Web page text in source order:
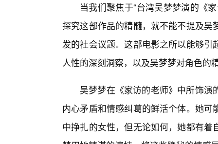
当我们聚焦于“台湾吴梦梦演的《
探究这部作品的精髓，就不能不提及
发的社会议题。这部电影之所以能够
人性的深刻洞察，以及吴梦梦对角色的
吴梦梦在《家访的老师》中所饰
内心矛盾和情感纠葛的鲜活个体。她
中挣扎的女性，但无论如何，她都有